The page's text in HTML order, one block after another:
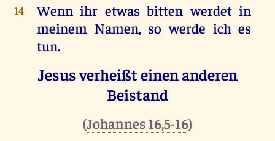
14 Wenn ihr etwas bitten werdet in
meinem Namen, so werde ich es
tun.
Jesus verheißt einen anderen
Beistand
(Johannes 16,5-16)